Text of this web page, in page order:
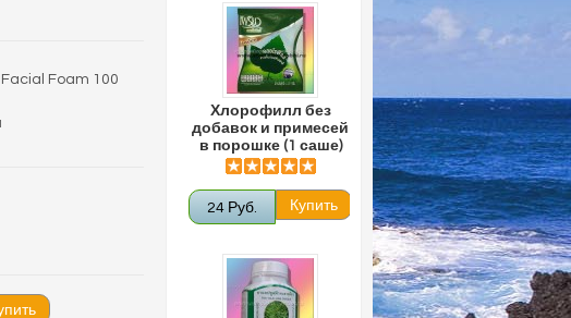
Хлорофилл без
добавок и примесей
в порошке (1 саше)
24 Руб.
Foam 100